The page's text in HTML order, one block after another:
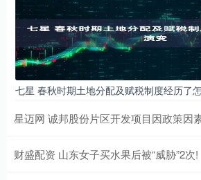
七星 春秋时期土地分配及赋税制度经历了
星迈网 诚邦股份片区开发项目因政策因
财盛配资 山东女子买水果后被“威胁”2次!